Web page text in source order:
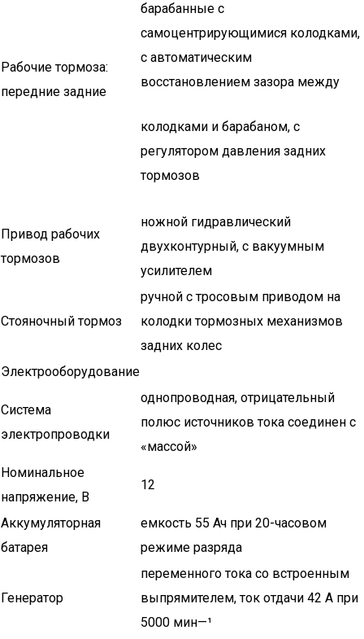
Рабочие тормоза:
передние задние
барабанные с
самоцентрирующимися колодками,
с автоматическим
восстановлением зазора между
колодками и барабаном, с
регулятором давления задних
тормозов
Привод рабочих
тормозов
ножной гидравлический
двухконтурный, с вакуумным
усилителем
Стояночный тормоз
ручной с тросовым приводом на
колодки тормозных механизмов
задних колес
Электрооборудование
Система
электропроводки
однопроводная, отрицательный
полюс источников тока соединен с
«массой»
Номинальное
напряжение, В
12
Аккумуляторная
батарея
емкость 55 Ач при 20-часовом
режиме разряда
Генератор
переменного тока со встроенным
выпрямителем, ток отдачи 42 А при
5000 мин—¹